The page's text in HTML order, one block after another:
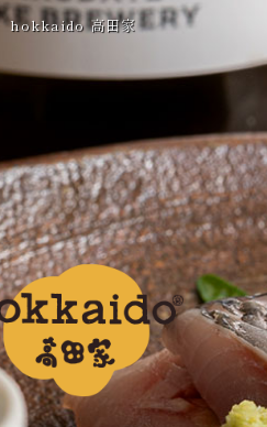
hokkaido 高田家